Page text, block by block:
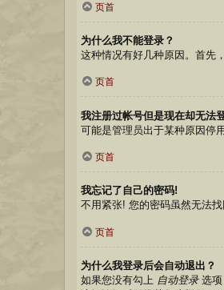
页首
为什么我不能登录？
这种情况有好几种原因。首先
页首
我注册过帐号但是现在却无法
可能是管理员出于某种原因停
页首
我忘记了自己的密码!
不用紧张! 您的密码虽然无法
页首
为什么我登录后会自动退出？
如果您没有勾上 自动登录选项